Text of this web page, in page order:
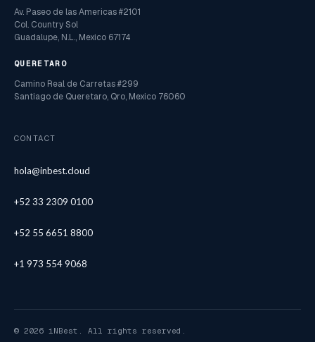
Av. Paseo de las Americas #2101
Col. Country Sol
Guadalupe, N.L., Mexico 67174
QUERETARO
Camino Real de Carretas #299
Santiago de Queretaro, Qro, Mexico 76060
CONTACT
hola@inbest.cloud
+52 33 2309 0100
+52 55 6651 8800
+1 973 554 9068
© 2026 iNBest. All rights reserved.